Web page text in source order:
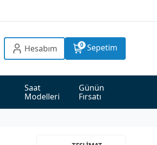
Hesabım 0 Sepetim
Saat
Modelleri
Günün
Fırsatı